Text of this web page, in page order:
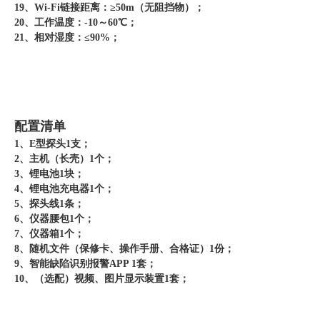
19、Wi-Fi链接距离：≥50m（无阻挡物）；
20、工作温度：-10～60℃；
21、相对湿度：≤90%；
配置清单
1、E型探头1支；
2、主机（长壳）1个；
3、锂电池1块；
4、锂电池充电器1个；
5、探头线1条；
6、仪器腰包1个；
7、仪器箱1个；
8、随机文件（保修卡、操作手册、合格证）1份；
9、智能缺陷识别报警APP 1套；
10、（选配）视频、图片显示装置1套；